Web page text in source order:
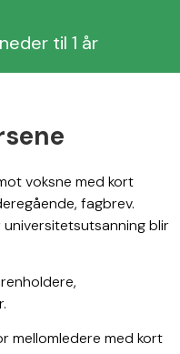
til 1 år
voksne med kort
fagbrev.
blir
mellomledere med kort